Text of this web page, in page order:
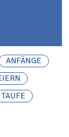
ANFÄNGE
TAUFE